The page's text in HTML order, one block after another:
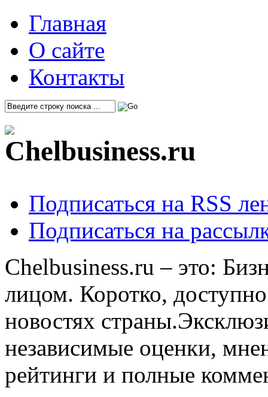
Главная
О сайте
Контакты
Подписаться на RSS
Подписаться на
Chelbusiness.ru – это:
лицом. Коротко,
новостях
независимые оценки,
рейтинги и полные